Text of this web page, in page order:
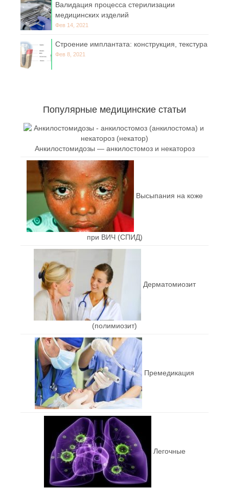
Валидация процесса стерилизации
медицинских изделий
Фев 14, 2021
Строение имплантата: конструкция, текстура
Фев 8, 2021
Популярные медицинские статьи
Анкилостомидозы — анкилостомоз и некатороз
Высыпания на коже
при ВИЧ (СПИД)
Дерматомиозит
(полимиозит)
Премедикация
Легочные